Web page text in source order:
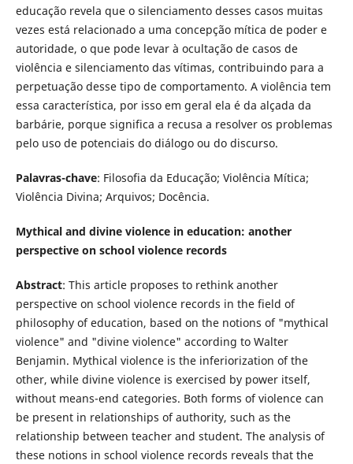
educação revela que o silenciamento desses casos muitas
vezes está relacionado a uma concepção mítica de poder e
autoridade, o que pode levar à ocultação de casos de
violência e silenciamento das vítimas, contribuindo para a
perpetuação desse tipo de comportamento. A violência tem
essa característica, por isso em geral ela é da alçada da
barbárie, porque significa a recusa a resolver os problemas
pelo uso de potenciais do diálogo ou do discurso.
Palavras-chave: Filosofia da Educação; Violência Mítica;
Violência Divina; Arquivos; Docência.
Mythical and divine violence in education: another
perspective on school violence records
Abstract: This article proposes to rethink another
perspective on school violence records in the field of
philosophy of education, based on the notions of "mythical
violence" and "divine violence" according to Walter
Benjamin. Mythical violence is the inferiorization of the
other, while divine violence is exercised by power itself,
without means-end categories. Both forms of violence can
be present in relationships of authority, such as the
relationship between teacher and student. The analysis of
these notions in school violence records reveals that the